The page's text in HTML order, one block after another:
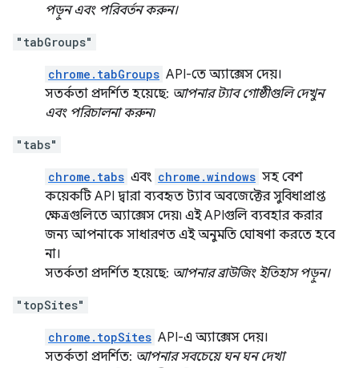
পড়ুন এবং পরিবর্তন করুন।
"tabGroups"
chrome.tabGroups API-তে অ্যাক্সেস দেয়।
সতর্কতা প্রদর্শিত হয়েছে: আপনার ট্যাব গোষ্ঠীগুলি দেখুন
এবং পরিচালনা করুন৷
"tabs"
chrome.tabs এবং chrome.windows সহ বেশ
কয়েকটি API দ্বারা ব্যবহৃত ট্যাব অবজেক্টের সুবিধাপ্রাপ্ত
ক্ষেত্রগুলিতে অ্যাক্সেস দেয়৷ এই APIগুলি ব্যবহার করার
জন্য আপনাকে সাধারণত এই অনুমতি ঘোষণা করতে হবে
না।
সতর্কতা প্রদর্শিত হয়েছে: আপনার ব্রাউজিং ইতিহাস পড়ুন।
"topSites"
chrome.topSites API-এ অ্যাক্সেস দেয়।
সতর্কতা প্রদর্শিত: আপনার সবচেয়ে ঘন ঘন দেখা